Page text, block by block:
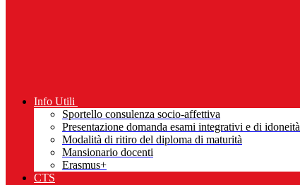
Info Utili
Sportello consulenza socio-affettiva
Presentazione domanda esami integrativi e di idoneità
Modalità di ritiro del diploma di maturità
Mansionario docenti
Erasmus+
CTS